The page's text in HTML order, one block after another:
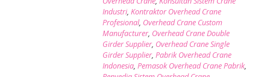
Industri, Kontraktor Overhead Crane
Profesional, Overhead Crane Custom
Manufacturer, Overhead Crane Double
Girder Supplier, Overhead Crane Single
Girder Supplier, Pabrik Overhead Crane
Indonesia, Pemasok Overhead Crane Pabrik,